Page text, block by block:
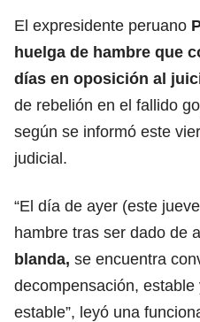
El expresidente peruano
huelga de hambre que
días en oposición al
de rebelión en el fallido
según se informó este
judicial.
“El día de ayer (este
hambre tras ser dado de
blanda, se encuentra
decompensación,
estable”, leyó una